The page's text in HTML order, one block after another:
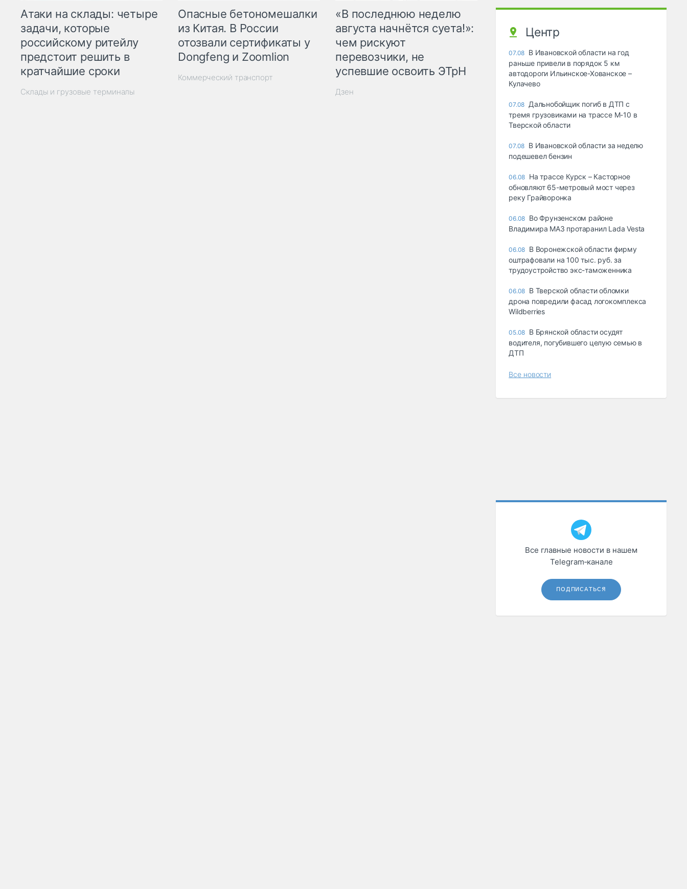
Атаки на склады: четыре
задачи, которые
российскому ритейлу
предстоит решить в
кратчайшие сроки
Склады и грузовые терминалы
Опасные бетономешалки
из Китая. В России
отозвали сертификаты у
Dongfeng и Zoomlion
Коммерческий транспорт
«В последнюю неделю
августа начнётся суета!»:
чем рискуют
перевозчики, не
успевшие освоить ЭТрН
Дзен
Центр
07.08 В Ивановской области на год
раньше привели в порядок 5 км
автодороги Ильинское-Хованское –
Кулачево
07.08 Дальнобойщик погиб в ДТП с
тремя грузовиками на трассе М-10 в
Тверской области
07.08 В Ивановской области за неделю
подешевел бензин
06.08 На трассе Курск – Касторное
обновляют 65-метровый мост через
реку Грайворонка
06.08 Во Фрунзенском районе
Владимира МАЗ протаранил Lada Vesta
06.08 В Воронежской области фирму
оштрафовали на 100 тыс. руб. за
трудоустройство экс-таможенника
06.08 В Тверской области обломки
дрона повредили фасад логокомплекса
Wildberries
05.08 В Брянской области осудят
водителя, погубившего целую семью в
ДТП
Все новости
Все главные новости в нашем
Telegram‑канале
ПОДПИСАТЬСЯ